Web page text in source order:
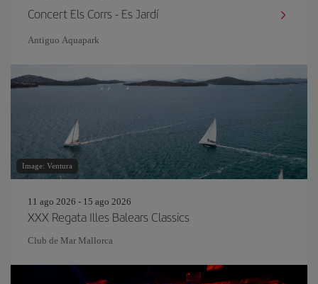
Concert Els Corrs - Es Jardí
Antiguo Aquapark
Image: Ventura
11 ago 2026 - 15 ago 2026
XXX Regata Illes Balears Classics
Club de Mar Mallorca